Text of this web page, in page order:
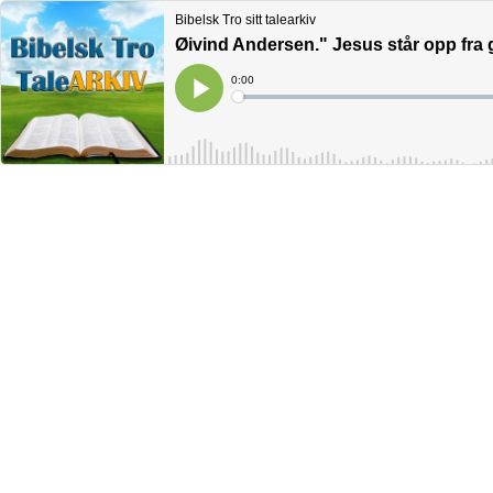
Bibelsk Tro sitt talearkiv
Øivind Andersen." Jesus står opp fra
Play
Current
Time
0:00
Loaded: